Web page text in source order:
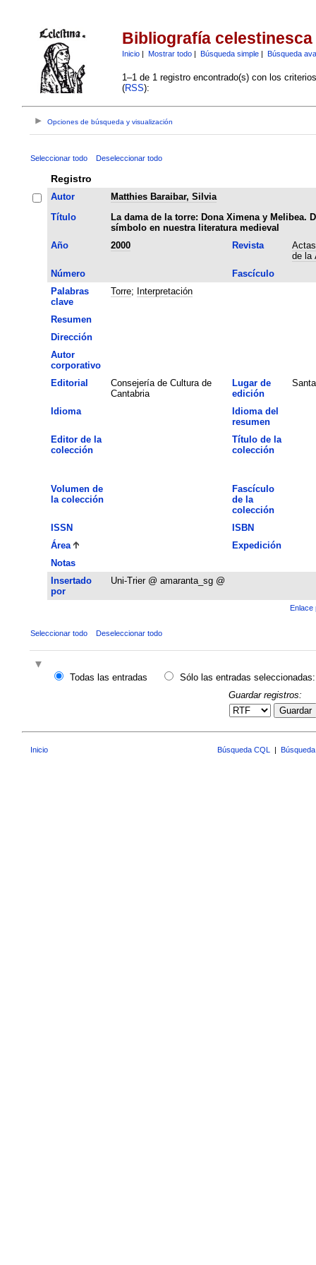
Bibliografía celestinesca
Inicio| Mostrar todo| Búsqueda simple| Búsqueda
1–1 de 1 registro encontrado(s) con los
(RSS):
Opciones de búsqueda y visualización
Seleccionar todo Deseleccionar todo
Registro
Autor
Matthies Baraibar, Silvia
Título
La dama de la torre: Dona Ximena y Melibea.
símbolo en nuestra literatura medieval
Año
2000 Revista
de la
Número
Fascículo
Palabras
clave
Torre; Interpretación
Resumen
Dirección
Autor
corporativo
Editorial
Consejería de Cultura de
Cantabria
Lugar de
edición
Idioma
Idioma del
resumen
Editor de la
colección
Título de la
colección
Volumen de
la colección
Fascículo
de la
colección
ISSN
ISBN
Área
Expedición
Notas
Insertado
por
Uni-Trier @ amaranta_sg @
Enlace
Seleccionar todo Deseleccionar todo
Todas las entradas
Sólo las entradas seleccionadas:
Guardar registros:
Guardar
Inicio Búsqueda CQL